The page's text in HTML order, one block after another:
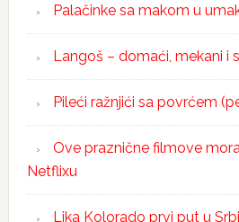
Palačinke sa makom u
Langoš – domaći, mekani i
Pileći ražnjići sa povrćem
Ove praznične filmove
Netflixu
Lika Kolorado prvi put u